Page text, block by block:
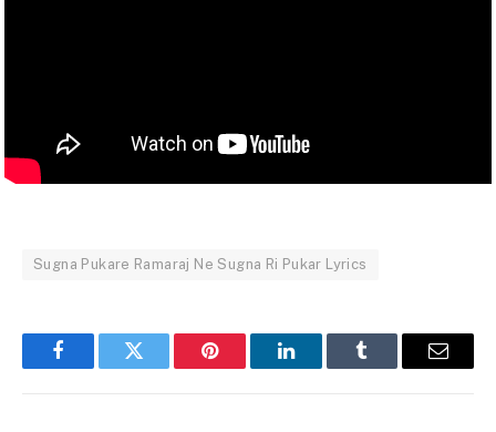
Sugna Pukare Ramaraj Ne Sugna Ri Pukar Lyrics
FacebookTwitter Pinterest LinkedInTumblr Email